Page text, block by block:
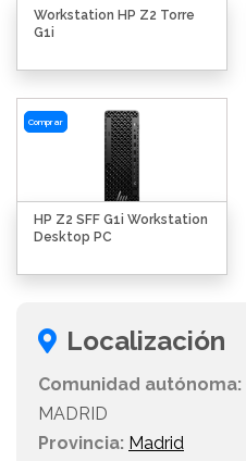
Workstation HP Z2 Torre
G1i
Comprar
HP Z2 SFF G1i Workstation
Desktop PC
Localización
Comunidad autónoma:
MADRID
Provincia: Madrid